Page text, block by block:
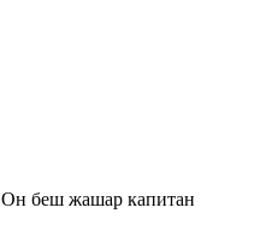
Он беш жашар капитан